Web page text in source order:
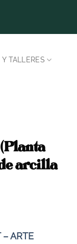
TALLERES
arcilla
– ARTE